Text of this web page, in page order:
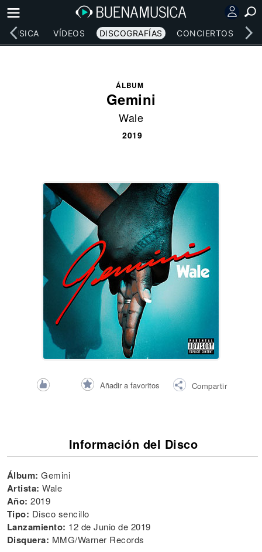
MÚSICA VÍDEOS DISCOGRAFÍAS CONCIERTOS
ÁLBUM
Gemini
Wale
2019
Añadir a favoritos Compartir
Información del Disco
Álbum: Gemini
Artista: Wale
Año: 2019
Tipo: Disco sencillo
Lanzamiento: 12 de Junio de 2019
Disquera: MMG/Warner Records